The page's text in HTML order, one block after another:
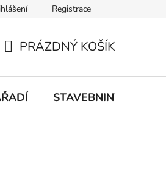
Registrace
KOŠÍK
PRÁZDNÝ KOŠÍK
STAVEBNINY